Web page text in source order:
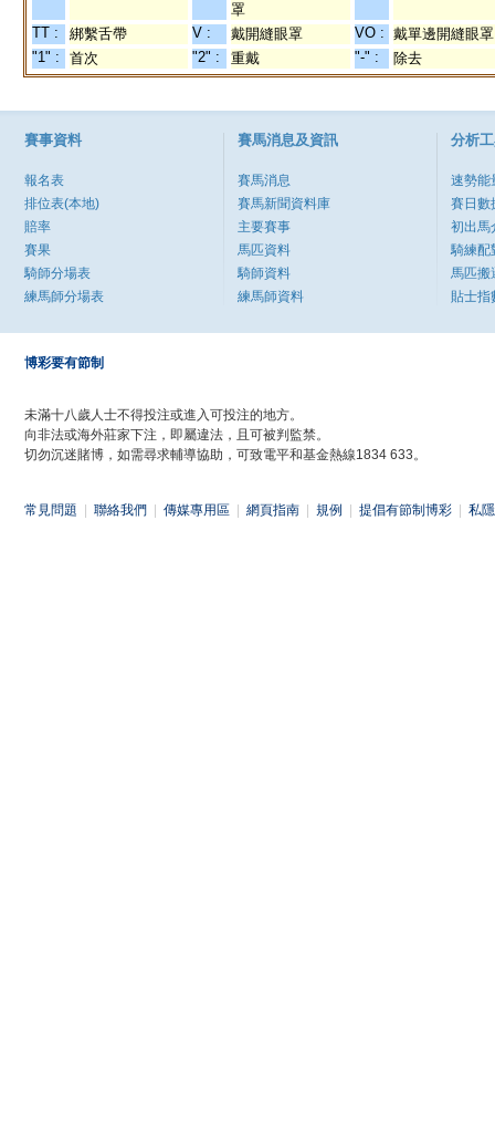
罩
TT : 綁繫舌帶 V : 戴開縫眼罩 VO : 戴單邊開縫眼罩
"1" :
首次 "2" : 重戴 "-" : 除去
賽事資料
報名表
排位表(本地)
賠率
賽果
騎師分場表
練馬師分場表
賽馬消息及資訊
賽馬消息
賽馬新聞資料庫
主要賽事
馬匹資料
騎師資料
練馬師資料
分析
速勢能
賽日數
初出馬
騎練配
馬匹搬
貼士指
博彩要有節制
未滿十八歲人士不得投注或進入可投注的地方。
向非法或海外莊家下注，即屬違法，且可被判監禁。
切勿沉迷賭博，如需尋求輔導協助，可致電平和基金熱線1834 633。
常見問題 聯絡我們 傳媒專用區 網頁指南 規例 提倡有節制博彩 私